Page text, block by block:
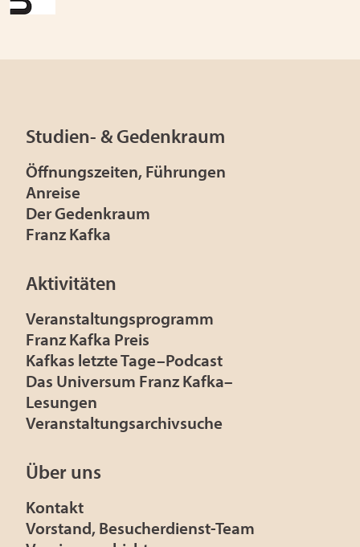
Studien- & Gedenkraum
Öffnungszeiten, Führungen
Anreise
Der Gedenkraum
Franz Kafka
Aktivitäten
Veranstaltungsprogramm
Franz Kafka Preis
Kafkas letzte Tage–Podcast
Das Universum Franz Kafka–
Lesungen
Veranstaltungsarchivsuche
Über uns
Kontakt
Vorstand, Besucherdienst-Team